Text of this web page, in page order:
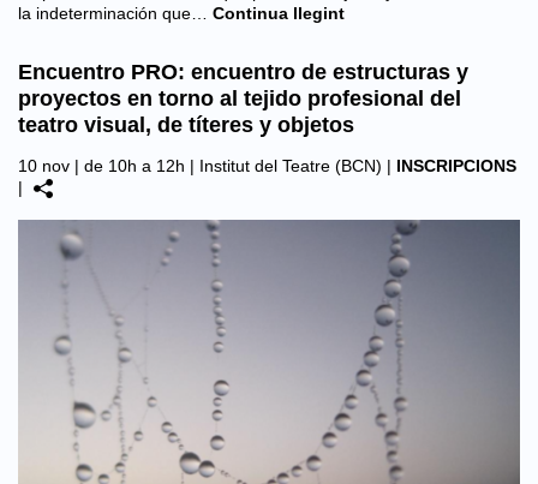
la indeterminación que…
Continua llegint
Encuentro PRO: encuentro de estructuras y
proyectos en torno al tejido profesional del
teatro visual, de títeres y objetos
10 nov | de 10h a 12h | Institut del Teatre (BCN) | INSCRIPCIONS
|